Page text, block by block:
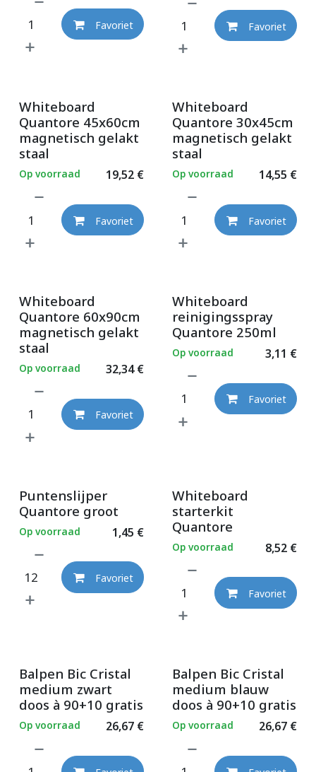
Favoriet Favoriet
Whiteboard
Quantore 45x60cm
magnetisch gelakt
staal
19,52€
Op voorraad
Favoriet
Whiteboard
Quantore 30x45cm
magnetisch gelakt
staal
14,55 €
Op voorraad
Favoriet
Whiteboard
Quantore 60x90cm
magnetisch gelakt
staal
32,34€
Op voorraad
Favoriet
Whiteboard
reinigingsspray
Quantore 250ml
3,11 €
Op voorraad
Favoriet
Puntenslijper
Quantore groot
1,45 €
Op voorraad
Favoriet
Whiteboard
starterkit
Quantore
8,52€
Op voorraad
Favoriet
Balpen Bic Cristal
medium zwart
doos à 90+10 gratis
26,67€
Op voorraad
Balpen Bic Cristal
medium blauw
doos à 90+10 gratis
26,67€
Op voorraad